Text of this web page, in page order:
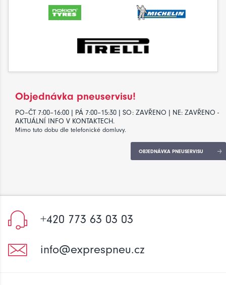
Objednávka pneuservisu!
PO–ČT 7:00–16:00 | PÁ 7:00–15:30 | SO: ZAVŘENO | NE: ZAVŘENO -
AKTUÁLNÍ INFO V KONTAKTECH.
Mimo tuto dobu dle telefonické domluvy.
OBJEDNÁVKA PNEUSERVISU
+420 773 63 03 03
info@exprespneu.cz